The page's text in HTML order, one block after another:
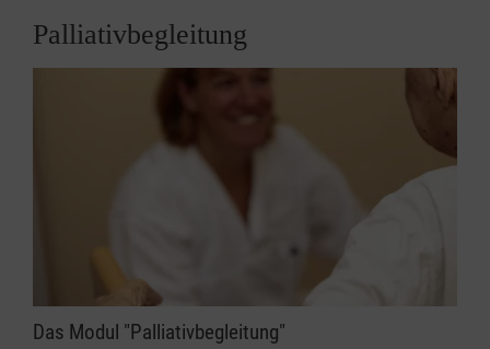
Palliativbegleitung
Das Modul "Palliativbegleitung"